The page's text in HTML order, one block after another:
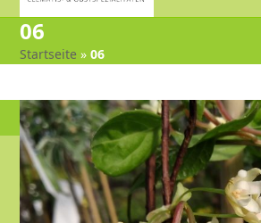
06
Startseite »06